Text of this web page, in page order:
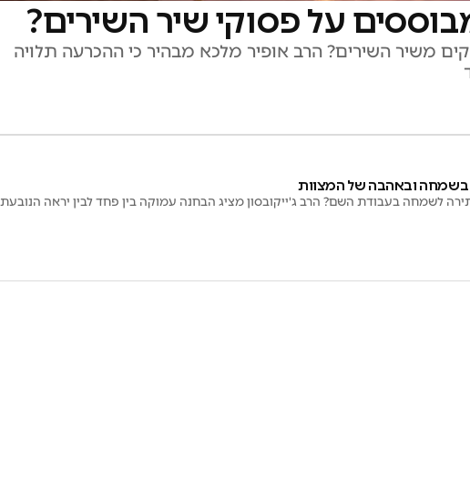
על פסוקי שיר השירים?
משיר השירים? הרב אופיר מלכא מבהיר כי ההכרעה תלויה
בשמחה ובאהבה של המצוות
לשמחה בעבודת השם? הרב ג'ייקובסון מציג הבחנה עמוקה בין פחד לבין יראה הנובעת